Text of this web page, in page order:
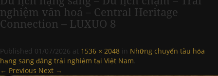
nghiệm văn hoá – Central Heritage
Connection – LUXUO 8
Published 01/07/2026 at 1536 × 2048 in Những chuyến tàu hỏa
hạng sang đáng trải nghiệm tại Việt Nam.
← Previous Next →